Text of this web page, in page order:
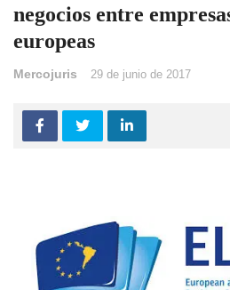
negocios entre
europeas
Mercojuris 29 de junio de 2017